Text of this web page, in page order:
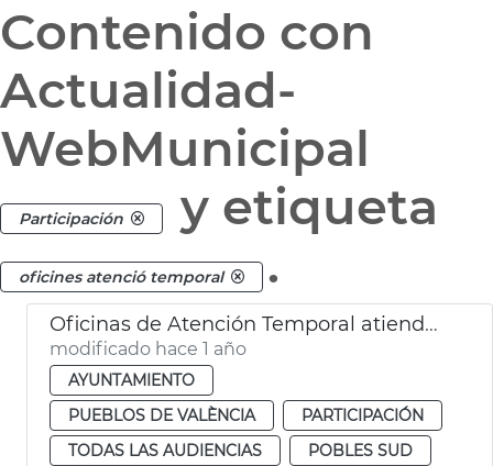
Contenido con
Actualidad-
WebMunicipal
Participación y etiqueta
oficines atenció temporal .
Oficinas de Atención Temporal atienden a 600 afectados DANA pedanias
modificado hace 1 año
AYUNTAMIENTO
PUEBLOS DE VALÈNCIA
PARTICIPACIÓN
TODAS LAS AUDIENCIAS
POBLES SUD